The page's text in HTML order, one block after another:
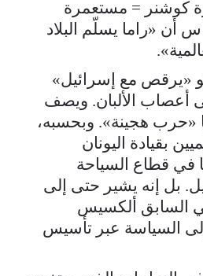
كوشنر = مستعمرة
أن «راما يسلّم البلاد
«يرقص مع إسرائيل»
أعصاب الألبان. ويصف
«حرب هجينة». وبحسبه،
بقيادة اليونان
في قطاع السياحة
بل إنه يشير حتى إلى
السابق ألكسيس
السياسة عبر تأسيس